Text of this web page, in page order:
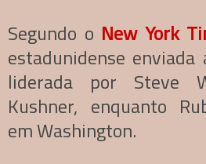
Segundo o New York
estadunidense enviada
liderada por Steve
Kushner, enquanto
em Washington.